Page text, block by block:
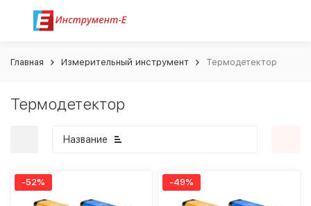
Главная Измерительный инструмент Термодетектор
Термодетектор
Название
-52% -49%